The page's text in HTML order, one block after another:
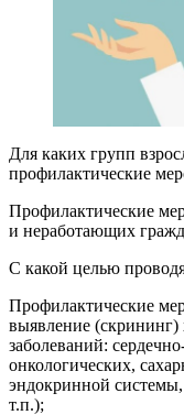
Для каких групп
профилактические
Профилактические
и неработающих
С какой целью
Профилактические
выявление
заболеваний:
онкологических,
эндокринной
т.п.);